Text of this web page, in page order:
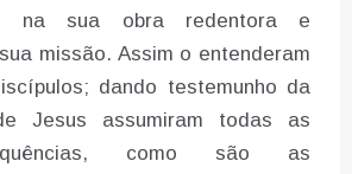
na sua obra redentora e
missão. Assim o entenderam
dando testemunho da
Jesus assumiram todas as
como são as